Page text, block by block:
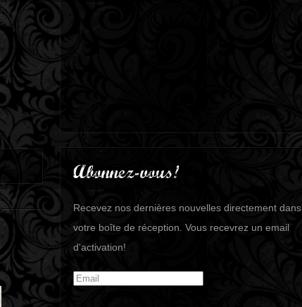
Abonnez-vous!
Recevez nos dernières nouvelles directement dans
votre boîte de réception. Vous recevrez un email
d'activation!